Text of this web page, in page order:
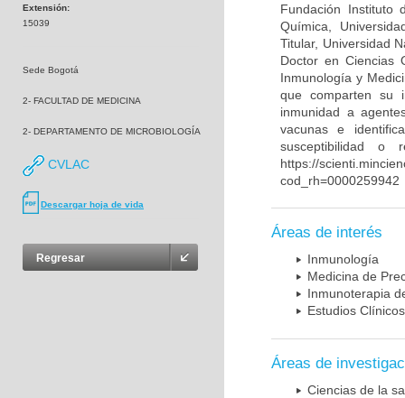
Extensión:
15039
Sede Bogotá
2- FACULTAD DE MEDICINA
2- DEPARTAMENTO DE MICROBIOLOGÍA
CVLAC
Descargar hoja de vida
Regresar
Fundación Instituto
Química,
Titular, Universidad
Doctor en Ciencias
Inmunología y
que comparten su
inmunidad a
vacunas e
susceptibilidad o
https://
cod_rh=0000259942
Áreas de interés
Inmunología
Medicina de
Inmunoterapia
Estudios Clínicos
Áreas de
Ciencias de la